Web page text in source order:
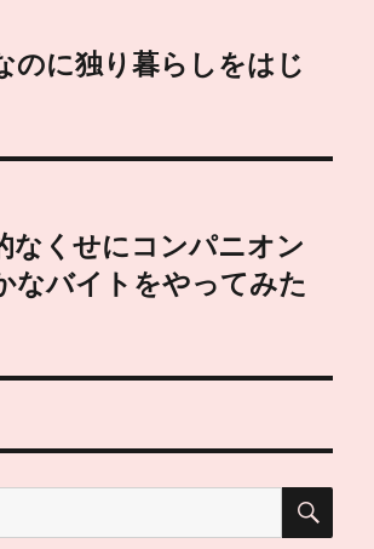
のに独り暮らしをはじ
なくせにコンパニオン
なバイトをやってみた
検